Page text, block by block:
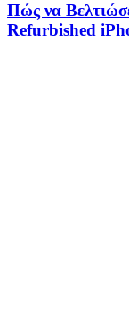
Πώς να
Refurbished